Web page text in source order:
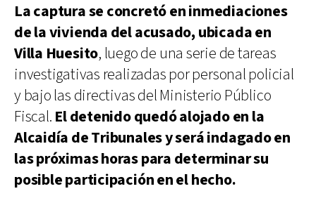
La captura se concretó en inmediaciones
de la vivienda del acusado, ubicada en
Villa Huesito, luego de una serie de tareas
investigativas realizadas por personal policial
y bajo las directivas del Ministerio Público
Fiscal. El detenido quedó alojado en la
Alcaidía de Tribunales y será indagado en
las próximas horas para determinar su
posible participación en el hecho.